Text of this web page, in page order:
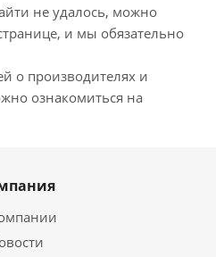
не удалось, можно
и мы обязательно
о производителях и
ознакомиться на